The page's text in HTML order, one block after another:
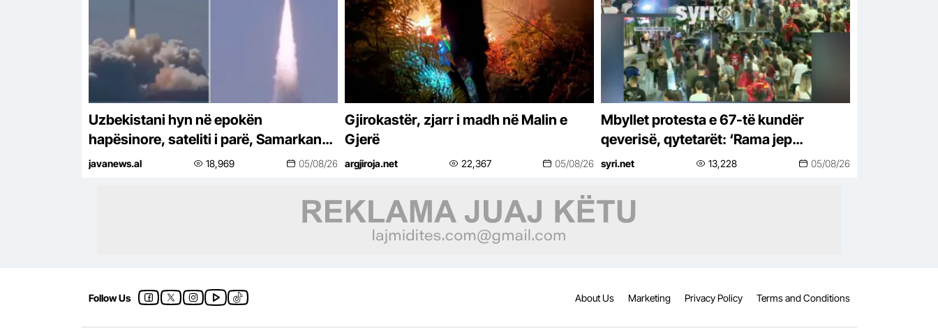
Uzbekistani hyn në epokën
hapësinore, sateliti i parë, Samarkand-
2028, lëshohet në orbitë –
javanews.al 18,969 05/08/26
Gjirokastër, zjarr i madh në Malin e
Gjerë
argjiroja.net 22,367 05/08/26
Mbyllet protesta e 67-të kundër
qeverisë, qytetarët: ‘Rama jep
dorëheqjen’
syri.net 13,228 05/08/26
Follow Us About Us Marketing Privacy Policy Terms and Conditions